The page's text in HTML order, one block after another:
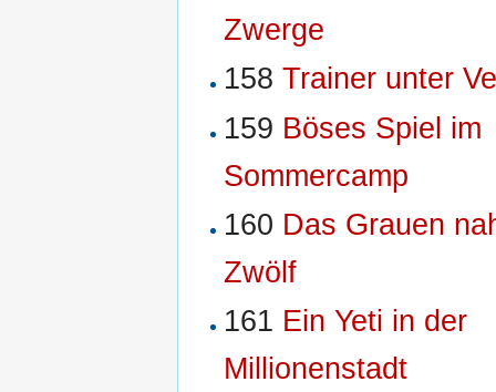
Zwerge
158Trainer unter
159 Böses Spiel im
Sommercamp
160 Das Grauen
Zwölf
161 Ein Yeti in der
Millionenstadt